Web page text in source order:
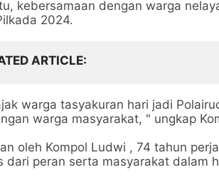
kebersamaan dengan warga
2024.
ARTICLE
warga tasyakuran hari jadi
warga masyarakat, " ungkap
oleh Kompol Ludwi , 74 tahun
dari peran serta masyarakat dalam